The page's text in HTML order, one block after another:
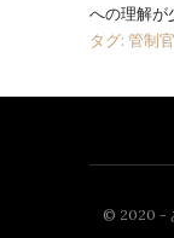
への理解が
タグ: 管制
© 2020 -